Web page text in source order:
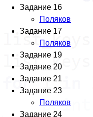
Задание 16
Поляков
Задание 17
Поляков
Задание 19
Задание 20
Задание 21
Задание 23
Поляков
Задание 24